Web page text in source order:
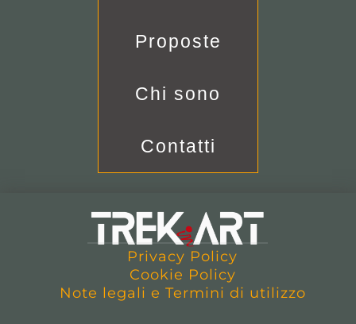
Privacy Policy
Cookie Policy
Note legali e Termini di utilizzo
Proposte
Chi sono
Contatti